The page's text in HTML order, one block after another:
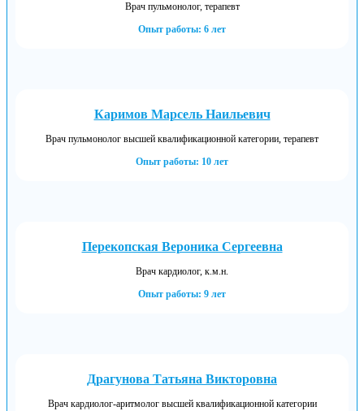
Врач пульмонолог, терапевт
Опыт работы: 6 лет
Каримов Марсель Наильевич
Врач пульмонолог высшей квалификационной категории, терапевт
Опыт работы: 10 лет
Перекопская Вероника Сергеевна
Врач кардиолог, к.м.н.
Опыт работы: 9 лет
Драгунова Татьяна Викторовна
Врач кардиолог-аритмолог высшей квалификационной категории